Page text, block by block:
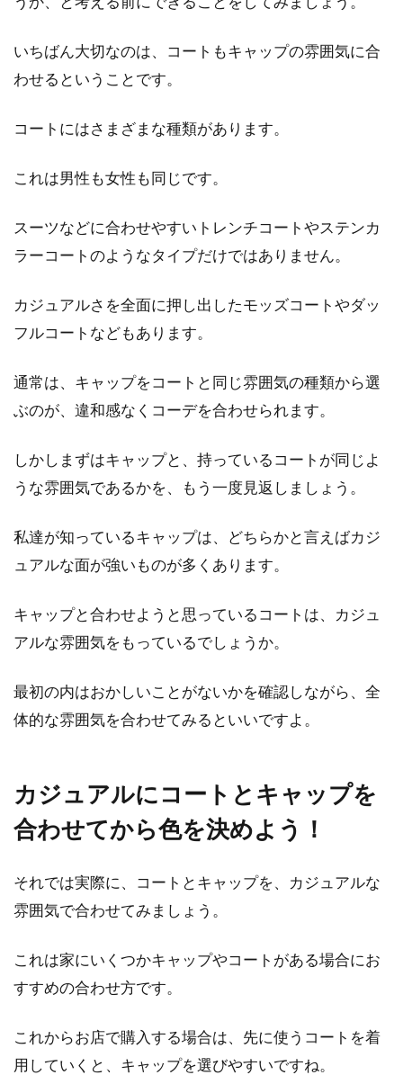
いちばん大切なのは、コートもキャップの雰囲気に合
わせるということです。
コートにはさまざまな種類があります。
これは男性も女性も同じです。
スーツなどに合わせやすいトレンチコートやステンカ
ラーコートのようなタイプだけではありません。
カジュアルさを全面に押し出したモッズコートやダッ
フルコートなどもあります。
通常は、キャップをコートと同じ雰囲気の種類から選
ぶのが、違和感なくコーデを合わせられます。
しかしまずはキャップと、持っているコートが同じよ
うな雰囲気であるかを、もう一度見返しましょう。
私達が知っているキャップは、どちらかと言えばカジ
ュアルな面が強いものが多くあります。
キャップと合わせようと思っているコートは、カジュ
アルな雰囲気をもっているでしょうか。
最初の内はおかしいことがないかを確認しながら、全
体的な雰囲気を合わせてみるといいですよ。
カジュアルにコートとキャップを
合わせてから色を決めよう！
それでは実際に、コートとキャップを、カジュアルな
雰囲気で合わせてみましょう。
これは家にいくつかキャップやコートがある場合にお
すすめの合わせ方です。
これからお店で購入する場合は、先に使うコートを着
用していくと、キャップを選びやすいですね。